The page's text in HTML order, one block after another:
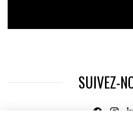
SUIVEZ-